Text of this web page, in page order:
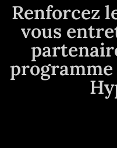
Renforcez
vous